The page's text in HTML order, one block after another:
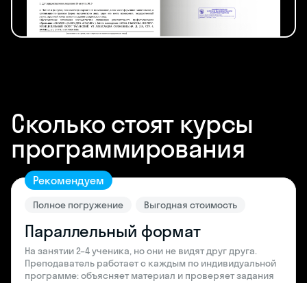
Сколько стоят курсы
программирования
Рекомендуем
Полное погружение Выгодная стоимость
Параллельный формат
На занятии 2–4 ученика, но они не видят друг друга.
Преподаватель работает с каждым по индивидуальной
программе: объясняет материал и проверяет задания